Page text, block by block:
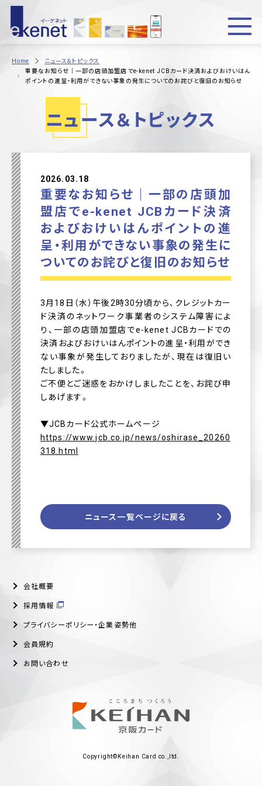
Home
ニュース＆トピックス
重要なお知らせ｜一部の店頭加盟店でe-kenet JCBカード決済およびおけいはん
ポイントの進呈・利用ができない事象の発生についてのお詫びと復旧のお知らせ
ニュース＆トピックス
2026.03.18
重要なお知らせ｜一部の店頭加
盟店でe-kenet JCBカード決済
およびおけいはんポイントの進
呈・利用ができない事象の発生に
ついてのお詫びと復旧のお知らせ
3月18日（水）午後2時30分頃から、クレジットカー
ド決済のネットワーク事業者のシステム障害によ
り、一部の店頭加盟店でe-kenet JCBカードでの
決済およびおけいはんポイントの進呈・利用ができ
ない事象が発生しておりましたが、現在は復旧い
たしました。
ご不便とご迷惑をおかけしましたことを、お詫び申
しあげます。
▼JCBカード公式ホームページ
https://www.jcb.co.jp/news/oshirase_20260
318.html
ニュース一覧ページに戻る
会社概要
採用情報
プライバシーポリシー・企業姿勢他
会員規約
お問い合わせ
Copyright©Keihan Card co.,ltd.